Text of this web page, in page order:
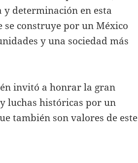
y determinación en esta
construye por un México
y una sociedad más
invitó a honrar la gran
luchas históricas por un
también son valores de este